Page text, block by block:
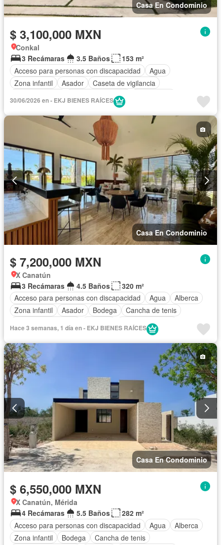
Casa En Condominio
$ 3,100,000 MXN
Conkal
3 Recámaras
3.5 Baños
153 m²
Acceso para personas con discapacidad
Agua
Zona infantil
Asador
Caseta de vigilancia
Cuarto de servicio
Seguridad
Zonas verdes
Sin amueblar
30/06/2026 en - EKJ BIENES RAÍCES
Casa En Condominio
$ 7,200,000 MXN
X Canatún
3 Recámaras
4.5 Baños
320 m²
Acceso para personas con discapacidad
Agua
Alberca
Zona infantil
Asador Bodega
Cancha de tenis
Cocina equipada
Cuarto de servicio
Electricidad
Internet
Jardín
Sala polivalente
Seguridad
Sin amueblar
Hace 3 semanas, 1 día en - EKJ BIENES RAÍCES
Casa En Condominio
$ 6,550,000 MXN
X Canatún, Mérida
4 Recámaras
5.5 Baños
282 m²
Acceso para personas con discapacidad
Agua
Alberca
Zona infantil
Bodega
Cancha de tenis